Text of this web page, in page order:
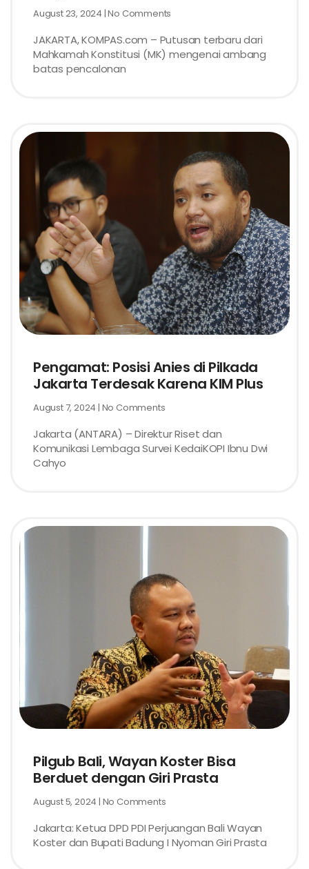
August 23, 2024 No Comments
JAKARTA, KOMPAS.com – Putusan terbaru dari
Mahkamah Konstitusi (MK) mengenai ambang
batas pencalonan
Pengamat: Posisi Anies di Pilkada
Jakarta Terdesak Karena KIM Plus
August 7, 2024 No Comments
Jakarta (ANTARA) – Direktur Riset dan
Komunikasi Lembaga Survei KedaiKOPI Ibnu Dwi
Cahyo
Pilgub Bali, Wayan Koster Bisa
Berduet dengan Giri Prasta
August 5, 2024 No Comments
Jakarta: Ketua DPD PDI Perjuangan Bali Wayan
Koster dan Bupati Badung I Nyoman Giri Prasta